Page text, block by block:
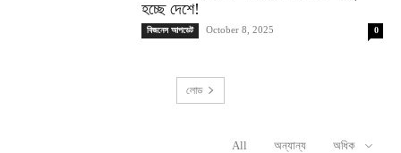
হচ্ছে দেশে!
বিজনেস আপডেট October 8, 2025 0
লোড
All অন্যান্য অধিক